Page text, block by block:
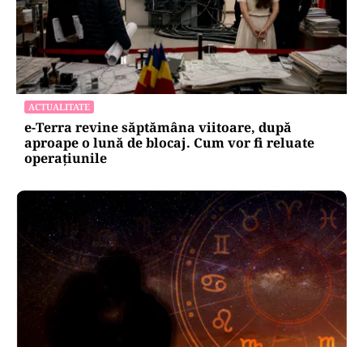
ACTUALITATE
e-Terra revine săptămâna viitoare, după
aproape o lună de blocaj. Cum vor fi reluate
operațiunile